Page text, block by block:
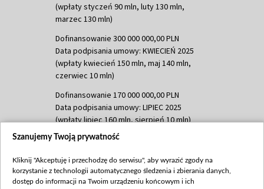
(wpłaty styczeń 90 mln, luty 130 mln,
marzec 130 mln)
Dofinansowanie 300 000 000,00 PLN
Data podpisania umowy: KWIECIEŃ 2025
(wpłaty kwiecień 150 mln, maj 140 mln,
czerwiec 10 mln)
Dofinansowanie 170 000 000,00 PLN
Data podpisania umowy: LIPIEC 2025
(wpłaty lipiec 160 mln, sierpień 10 mln)
Dofinansowanie 60 000 000,00 PLN
(wpłata wrzesień 60 mln)
Dofinansowanie 635 783 051,21 PLN
Szanujemy Twoją prywatność
Kliknij "Akceptuję i przechodzę do serwisu", aby wyrazić zgody na
korzystanie z technologii automatycznego śledzenia i zbierania danych,
dostęp do informacji na Twoim urządzeniu końcowym i ich